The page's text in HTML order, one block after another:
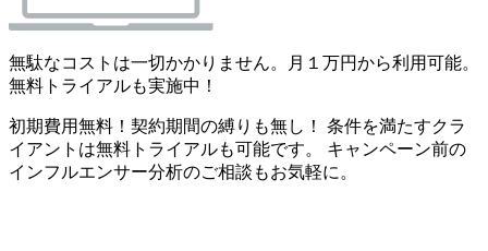
無駄なコストは一切かかりません。月１万円から利用可能。
無料トライアルも実施中！
初期費用無料！契約期間の縛りも無し！ 条件を満たすクラ
イアントは無料トライアルも可能です。 キャンペーン前の
インフルエンサー分析のご相談もお気軽に。